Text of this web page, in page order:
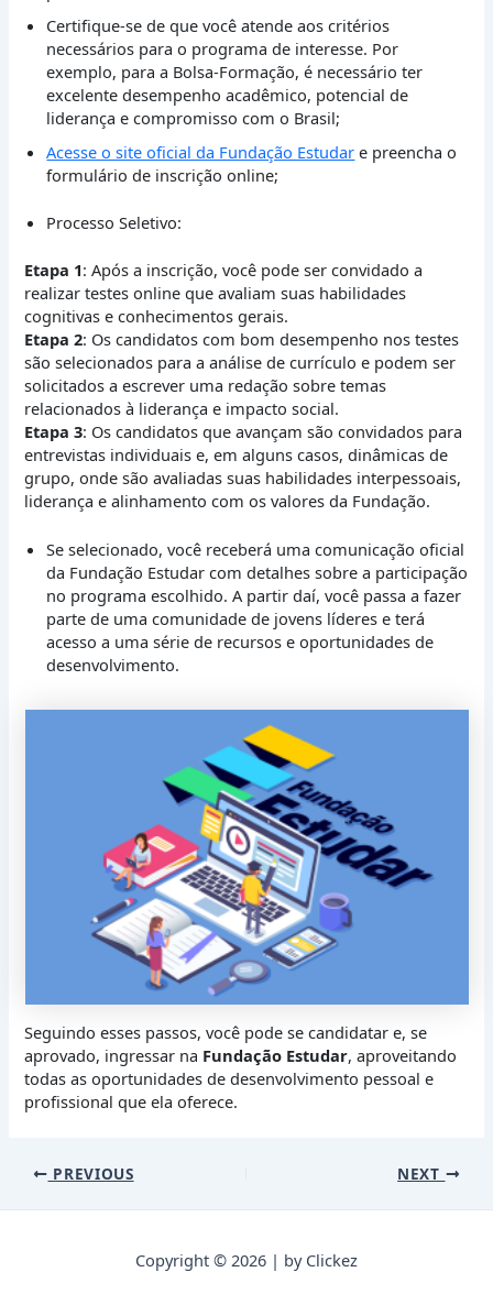
Certifique-se de que você atende aos critérios
necessários para o programa de interesse. Por
exemplo, para a Bolsa-Formação, é necessário ter
excelente desempenho acadêmico, potencial de
liderança e compromisso com o Brasil;
Acesse o site oficial da Fundação Estudar e preencha o
formulário de inscrição online;
Processo Seletivo:
Etapa 1: Após a inscrição, você pode ser convidado a
realizar testes online que avaliam suas habilidades
cognitivas e conhecimentos gerais.
Etapa 2: Os candidatos com bom desempenho nos testes
são selecionados para a análise de currículo e podem ser
solicitados a escrever uma redação sobre temas
relacionados à liderança e impacto social.
Etapa 3: Os candidatos que avançam são convidados para
entrevistas individuais e, em alguns casos, dinâmicas de
grupo, onde são avaliadas suas habilidades interpessoais,
liderança e alinhamento com os valores da Fundação.
Se selecionado, você receberá uma comunicação oficial
da Fundação Estudar com detalhes sobre a participação
no programa escolhido. A partir daí, você passa a fazer
parte de uma comunidade de jovens líderes e terá
acesso a uma série de recursos e oportunidades de
desenvolvimento.
Seguindo esses passos, você pode se candidatar e, se
aprovado, ingressar na Fundação Estudar, aproveitando
todas as oportunidades de desenvolvimento pessoal e
profissional que ela oferece.
Post
PREVIOUS NEXT
Copyright © 2026 | by Clickez